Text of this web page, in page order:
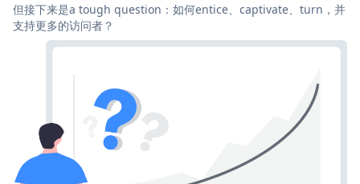
但接下来是a tough question：如何entice、captivate、turn，并
支持更多的访问者？